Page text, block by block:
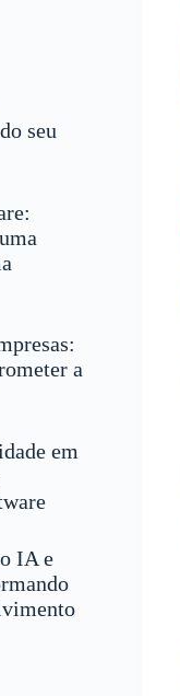
seu
a
em
IA e